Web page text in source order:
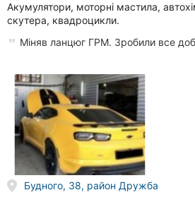
Акумулятори, моторні мастила,
скутера, квадроцикли.
Міняв ланцюг ГРМ. Зробили все
Будного, 38, район Дружба